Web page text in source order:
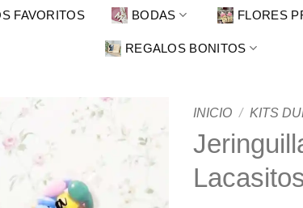
FAVORITOS BODAS FLORES
REGALOS BONITOS
INICIO / KITS